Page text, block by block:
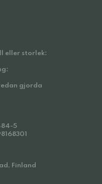
eller storlek:
gjorda
5
Finland